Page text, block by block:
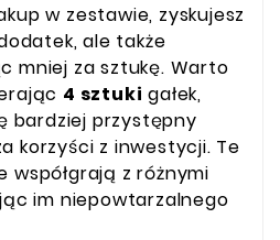
w zestawie, zyskujesz
ale także
mniej za sztukę. Warto
4 sztuki gałek,
bardziej przystępny
korzyści z inwestycji. Te
współgrają z różnymi
im niepowtarzalnego